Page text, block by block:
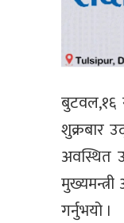
बुटवल,१६
शुक्रबार
अवस्थित
गर्नुभयो ।